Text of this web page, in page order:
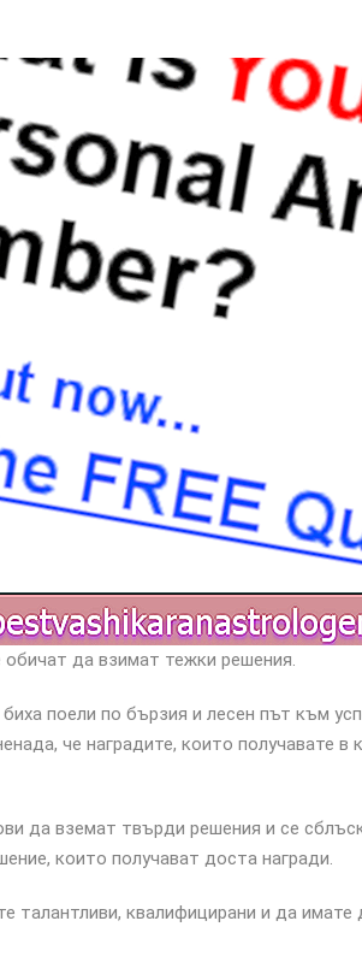
да взимат тежки решения.
поели по бързия и лесен път към
че наградите, които получавате
да вземат твърди решения и се
които получават доста награди.
талантливи, квалифицирани и да имате